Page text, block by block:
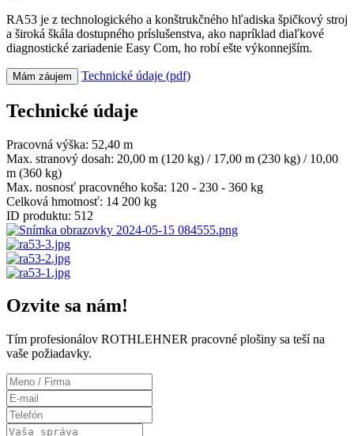
RA53 je z technologického a konštrukčného hľadiska špičkový stroj
a široká škála dostupného príslušenstva, ako napríklad diaľkové
diagnostické zariadenie Easy Com, ho robí ešte výkonnejším.
Mám záujem Technické údaje (pdf)
Technické údaje
Pracovná výška: 52,40 m
Max. stranový dosah: 20,00 m (120 kg) / 17,00 m (230 kg) / 10,00
m (360 kg)
Max. nosnosť pracovného koša: 120 - 230 - 360 kg
Celková hmotnosť: 14 200 kg
ID produktu: 512
Ozvite sa nám!
Tím profesionálov ROTHLEHNER pracovné plošiny sa teší na
vaše požiadavky.